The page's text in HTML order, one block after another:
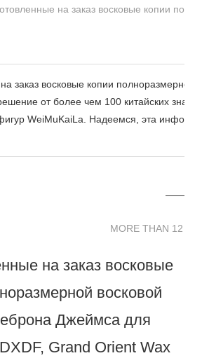
от более чем 100 китайских
WeiMuKaiLa. Надеемся, эта
MORE THAN 12